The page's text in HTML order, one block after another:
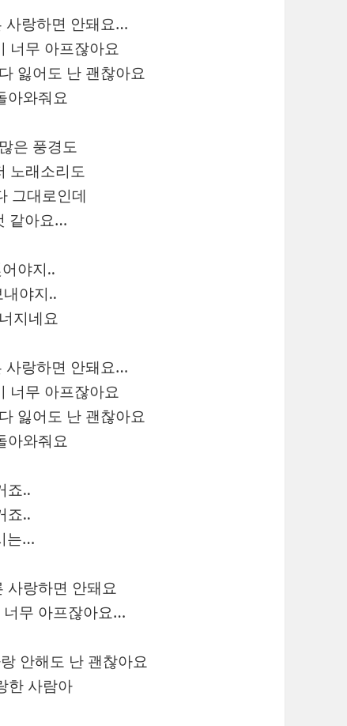
사랑하면 안돼요…
너무 아프잖아요
잃어도 난 괜찮아요
아와줘요
은 풍경도
노래소리도
그대로인데
같아요…
야지..
야지..
지네요
사랑하면 안돼요…
너무 아프잖아요
잃어도 난 괜찮아요
아와줘요
죠..
죠..
는…
사랑하면 안돼요
너무 아프잖아요…
안해도 난 괜찮아요
한 사람아